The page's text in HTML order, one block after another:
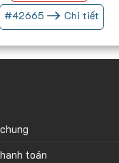
#42665 Chi tiết
toán